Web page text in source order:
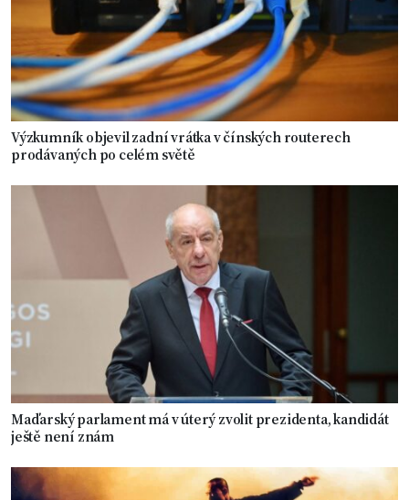
Výzkumník objevil zadní vrátka v čínských routerech
prodávaných po celém světě
Maďarský parlament má v úterý zvolit prezidenta, kandidát
ještě není znám